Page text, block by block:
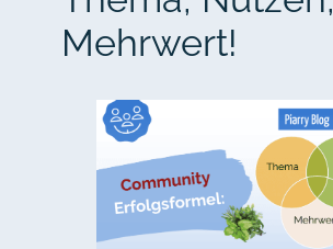
Mehrwert!